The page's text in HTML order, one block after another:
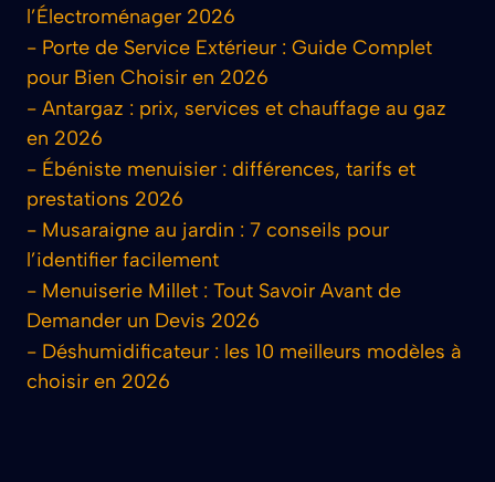
l’Électroménager 2026
- Porte de Service Extérieur : Guide Complet
pour Bien Choisir en 2026
- Antargaz : prix, services et chauffage au gaz
en 2026
- Ébéniste menuisier : différences, tarifs et
prestations 2026
- Musaraigne au jardin : 7 conseils pour
l’identifier facilement
- Menuiserie Millet : Tout Savoir Avant de
Demander un Devis 2026
- Déshumidificateur : les 10 meilleurs modèles à
choisir en 2026